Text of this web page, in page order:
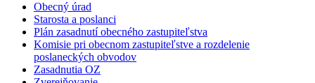
Obecný úrad
Starosta a poslanci
Plán zasadnutí obecného zastupiteľstva
Komisie pri obecnom zastupiteľstve a rozdelenie
poslaneckých obvodov
Zasadnutia OZ